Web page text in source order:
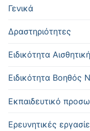
Γενικά
Δραστηριότητες
Ειδικότητα
Ειδικότητα Βοηθός
Εκπαιδευτικό
Ερευνητικές